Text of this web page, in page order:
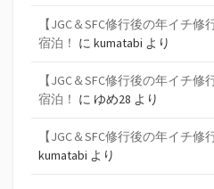
【JGC＆SFC修行後の年イチ
宿泊！ に kumatabi より
【JGC＆SFC修行後の年イチ
宿泊！ に ゆめ28 より
【JGC＆SFC修行後の年イチ修
kumatabi より